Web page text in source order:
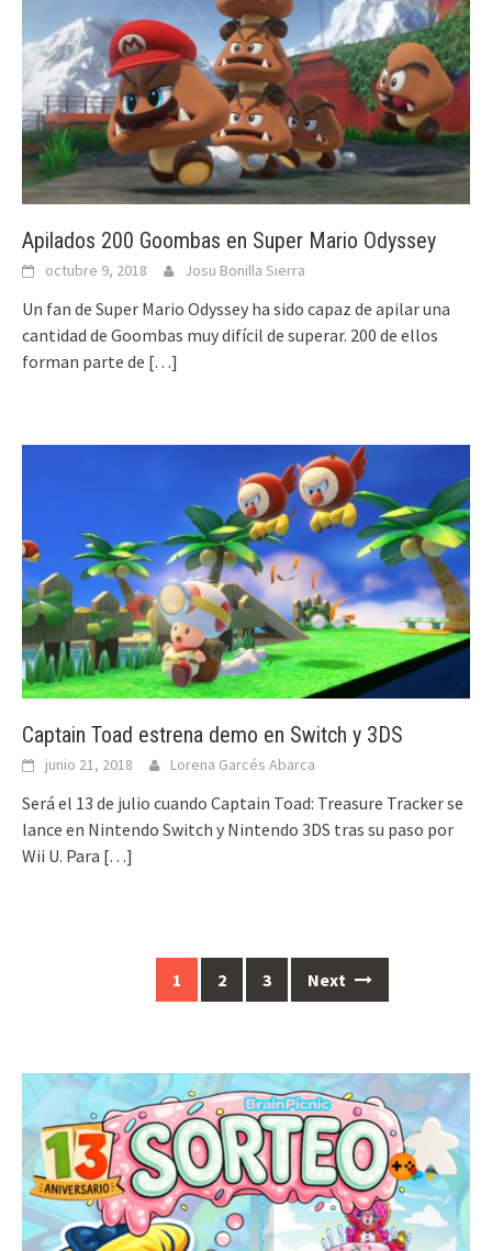
Apilados 200 Goombas en Super Mario Odyssey
octubre 9, 2018 Josu Bonilla Sierra
Un fan de Super Mario Odyssey ha sido capaz de apilar una
cantidad de Goombas muy difícil de superar. 200 de ellos
forman parte de […]
Captain Toad estrena demo en Switch y 3DS
junio 21, 2018 Lorena Garcés Abarca
Será el 13 de julio cuando Captain Toad: Treasure Tracker se
lance en Nintendo Switch y Nintendo 3DS tras su paso por
Wii U. Para […]
1 2 3 Next